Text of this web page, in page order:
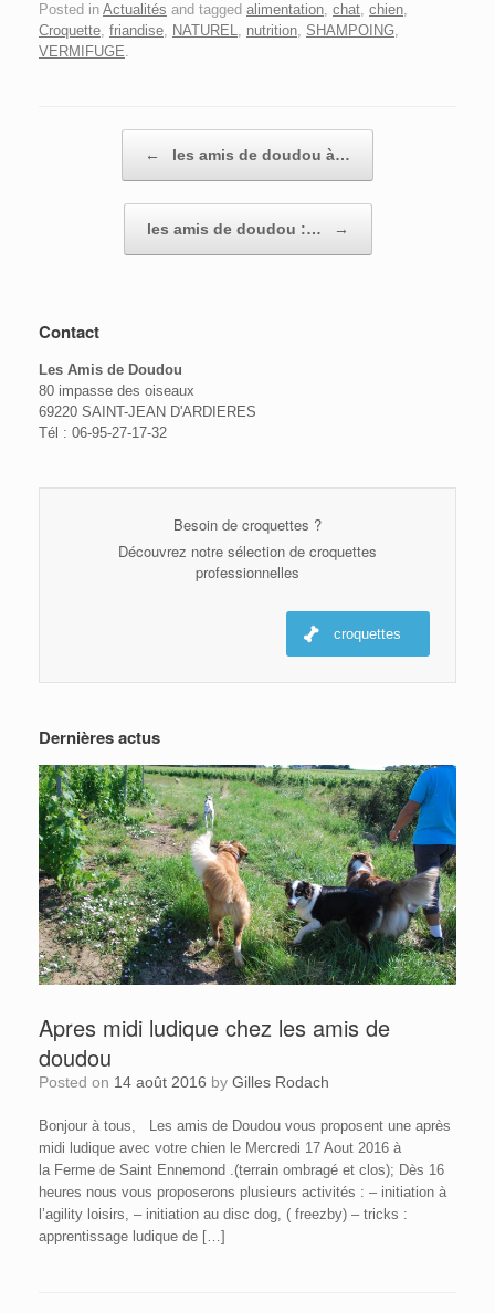
Posted in Actualités and tagged alimentation, chat, chien,
Croquette, friandise, NATUREL, nutrition, SHAMPOING,
VERMIFUGE.
← les amis de doudou à…
les amis de doudou :… →
Contact
Les Amis de Doudou
80 impasse des oiseaux
69220 SAINT-JEAN D'ARDIERES
Tél : 06-95-27-17-32
Besoin de croquettes ?
Découvrez notre sélection de croquettes
professionnelles
croquettes
Dernières actus
Apres midi ludique chez les amis de
doudou
Posted on 14 août 2016 by Gilles Rodach
Bonjour à tous, Les amis de Doudou vous proposent une après
midi ludique avec votre chien le Mercredi 17 Aout 2016 à
la Ferme de Saint Ennemond .(terrain ombragé et clos); Dès 16
heures nous vous proposerons plusieurs activités : – initiation à
l’agility loisirs, – initiation au disc dog, ( freezby) – tricks :
apprentissage ludique de […]